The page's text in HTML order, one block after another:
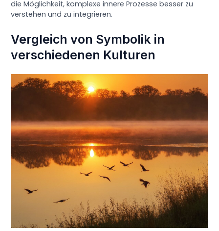
die Möglichkeit, komplexe innere Prozesse besser zu
verstehen und zu integrieren.
Vergleich von Symbolik in
verschiedenen Kulturen